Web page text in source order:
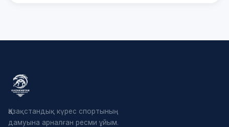
Қазақстандық күрес спортының
дамуына арналған ресми ұйым.